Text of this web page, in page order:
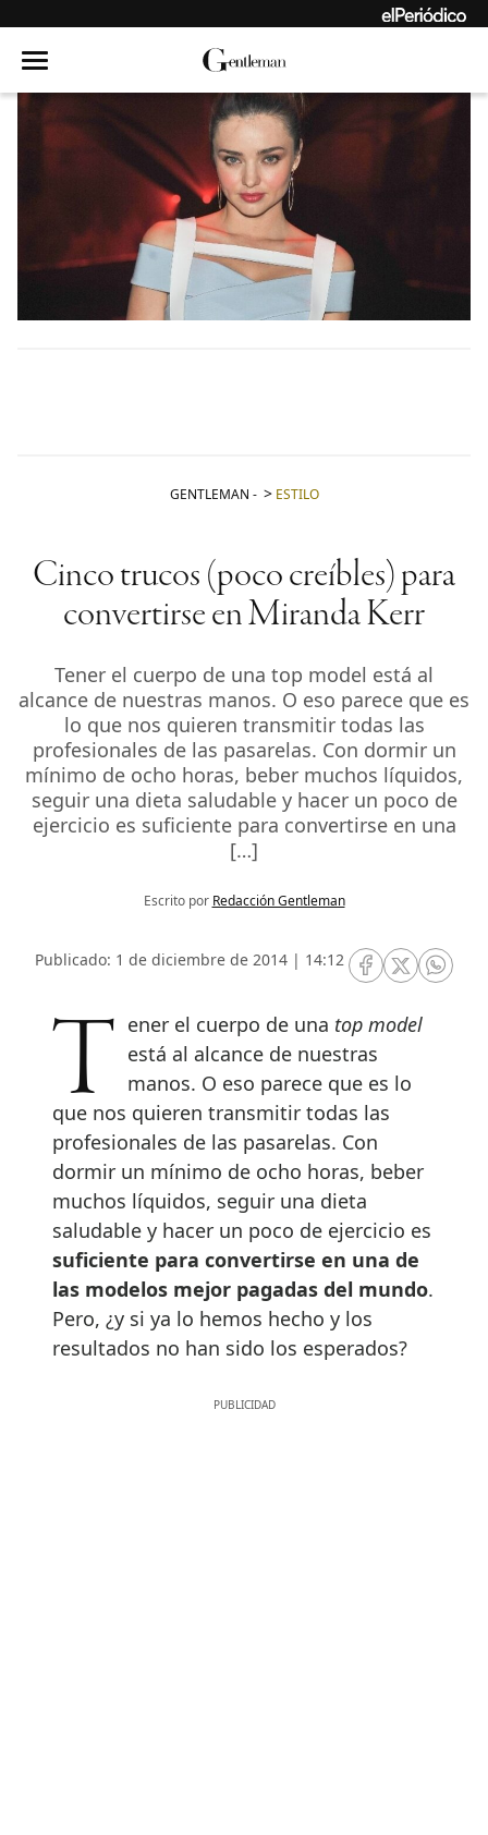
GENTLEMAN - ESTILO
Cinco trucos (poco creíbles) para
convertirse en Miranda Kerr
Tener el cuerpo de una top model está al
alcance de nuestras manos. O eso parece que es
lo que nos quieren transmitir todas las
profesionales de las pasarelas. Con dormir un
mínimo de ocho horas, beber muchos líquidos,
seguir una dieta saludable y hacer un poco de
ejercicio es suficiente para convertirse en una
[…]
Escrito por Redacción Gentleman
Publicado: 1 de diciembre de 2014 | 14:12
RRSS Facebook
RRSSRRSS
Tener el cuerpo de una top model
está al alcance de nuestras
manos. O eso parece que es lo
que nos quieren transmitir todas las
profesionales de las pasarelas. Con
dormir un mínimo de ocho horas, beber
muchos líquidos, seguir una dieta
saludable y hacer un poco de ejercicio es
suficiente para convertirse en una de
las modelos mejor pagadas del mundo.
Pero, ¿y si ya lo hemos hecho y los
resultados no han sido los esperados?